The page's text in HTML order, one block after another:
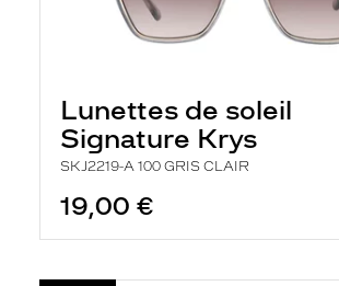
Lunettes de soleil
Signature Krys
SKJ2219-A 100 GRIS CLAIR
19,00 €